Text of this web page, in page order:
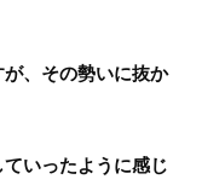
、その勢いに抜か
いったように感じ